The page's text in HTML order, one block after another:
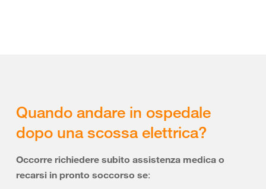
Quando andare in ospedale
dopo una scossa elettrica?
Occorre richiedere subito assistenza medica o
recarsi in pronto soccorso se: